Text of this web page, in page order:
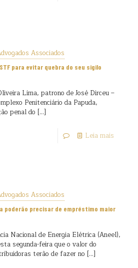
Associados
para evitar quebra do seu sigilo
Lima, patrono de José Dirceu –
Penitenciário da Papuda,
penal do […]
Leia mais
Associados
poderão precisar de empréstimo maior
Nacional de Energia Elétrica (Aneel),
segunda-feira que o valor do
terão de fazer no […]